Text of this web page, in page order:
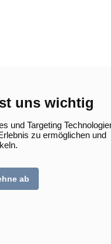
uns wichtig
und Targeting
zu ermöglichen und
ab